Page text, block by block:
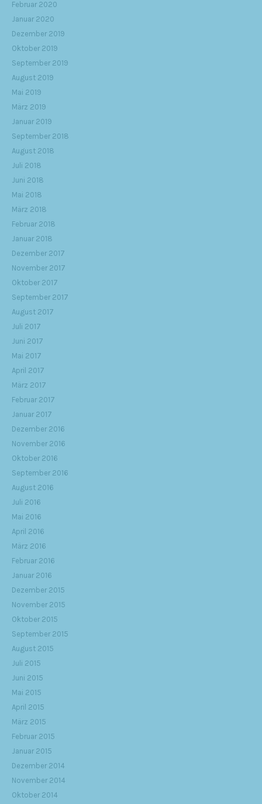
Februar 2020
Januar 2020
Dezember 2019
Oktober 2019
September 2019
August 2019
Mai 2019
März 2019
Januar 2019
September 2018
August 2018
Juli 2018
Juni 2018
Mai 2018
März 2018
Februar 2018
Januar 2018
Dezember 2017
November 2017
Oktober 2017
September 2017
August 2017
Juli 2017
Juni 2017
Mai 2017
April 2017
März 2017
Februar 2017
Januar 2017
Dezember 2016
November 2016
Oktober 2016
September 2016
August 2016
Juli 2016
Mai 2016
April 2016
März 2016
Februar 2016
Januar 2016
Dezember 2015
November 2015
Oktober 2015
September 2015
August 2015
Juli 2015
Juni 2015
Mai 2015
April 2015
März 2015
Februar 2015
Januar 2015
Dezember 2014
November 2014
Oktober 2014